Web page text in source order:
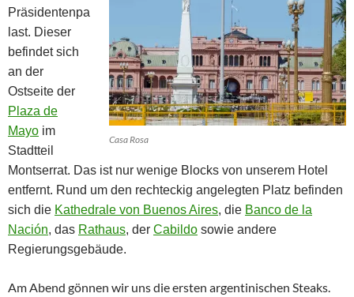
Casa Rosa
Präsidentenpa
last. Dieser
befindet sich
an der
Ostseite der
Plaza de
Mayo im
Stadtteil
Montserrat. Das ist nur wenige Blocks von unserem Hotel
entfernt. Rund um den rechteckig angelegten Platz befinden
sich die Kathedrale von Buenos Aires, die Banco de la
Nación, das Rathaus, der Cabildo sowie andere
Regierungsgebäude.
Am Abend gönnen wir uns die ersten argentinischen Steaks.